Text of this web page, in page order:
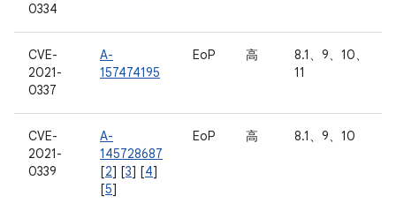
0334
CVE-
2021-
0337
A-
157474195
EoP 高
8.1、9、10、
11
CVE-
2021-
0339
A-
145728687
[2] [3] [4]
[5]
EoP 高 8.1、9、10